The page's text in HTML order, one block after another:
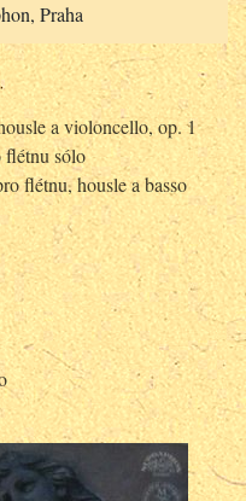
Praha
a violoncello, op. 1
flétnu sólo
flétnu, housle a basso